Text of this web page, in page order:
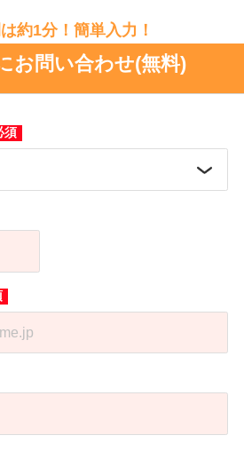
約1分！簡単入力！
お問い合わせ(無料)